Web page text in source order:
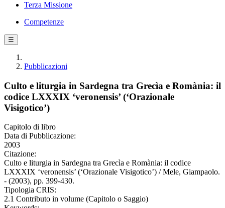
Terza Missione
Competenze
☰
Pubblicazioni
Culto e liturgia in Sardegna tra Grecìa e Romània: il
codice LXXXIX ‘veronensis’ (‘Orazionale
Visigotico’)
Capitolo di libro
Data di Pubblicazione:
2003
Citazione:
Culto e liturgia in Sardegna tra Grecìa e Romània: il codice
LXXXIX ‘veronensis’ (‘Orazionale Visigotico’) / Mele, Giampaolo.
- (2003), pp. 399-430.
Tipologia CRIS:
2.1 Contributo in volume (Capitolo o Saggio)